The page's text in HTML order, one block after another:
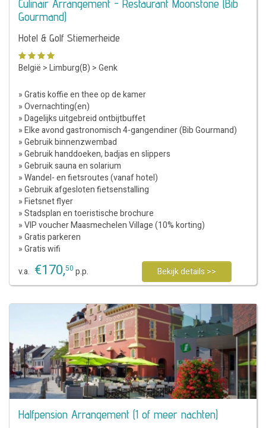
Culinair Arrangement - Restaurant Moonstone (Bib
Gourmand)
Hotel & Golf Stiemerheide
België >Limburg(B) >Genk
» Gratis koffie en thee op de kamer
» Overnachting(en)
» Dagelijks uitgebreid ontbijtbuffet
» Elke avond gastronomisch 4-gangendiner (Bib Gourmand)
» Gebruik binnenzwembad
» Gebruik handdoeken, badjas en slippers
» Gebruik sauna en solarium
» Wandel- en fietsroutes (vanaf hotel)
» Gebruik afgesloten fietsenstalling
» Fietsnet flyer
» Stadsplan en toeristische brochure
» VIP voucher Maasmechelen Village (10% korting)
» Gratis parkeren
» Gratis wifi
v.a. €170,50 p.p. Bekijk details >>
Halfpension Arrangement (1 of meer nachten)